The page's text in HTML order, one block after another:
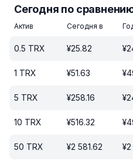
Сегодня по
Актив Сегодня в
0.5 TRX ¥25.82 ¥
1 TRX ¥51.63 ¥
5 TRX ¥258.16 ¥
10 TRX ¥516.32 ¥
50 TRX ¥2 581.62 ¥2